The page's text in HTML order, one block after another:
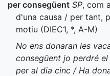
per consegüent SP, com
d'una causa / per tant,
motiu (DIEC1, *, A-M)
No ens donaran les
consegüent jo perdré
per al dia cinc / Ha